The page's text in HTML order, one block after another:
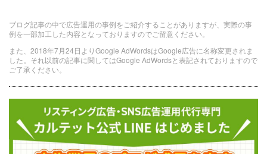
ブログ記事の中で広告運用の事例をご紹介することがありますが、実際の事
例を一部加工した内容となっておりますのでご留意ください。
また、2018年7月24日よりGoogle AdWordsはGoogle広告に名称変更されま
した。それ以前の記事に関してはGoogle AdWordsと表記されておりますので
ご了承ください。